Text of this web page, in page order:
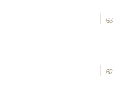
63
62